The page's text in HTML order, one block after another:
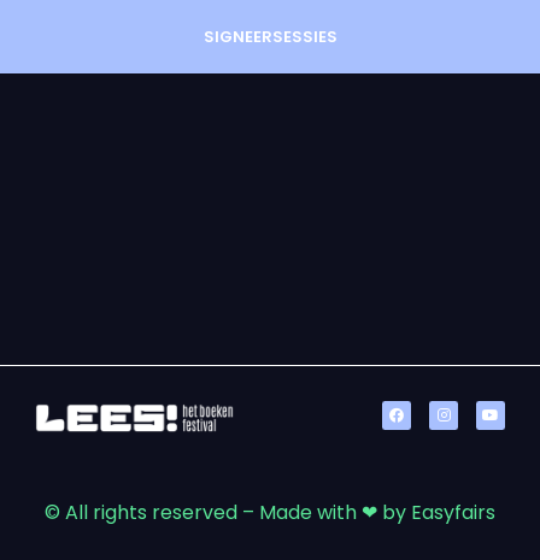
SIGNEERSESSIES
© All rights reserved – Made with ❤ by Easyfairs